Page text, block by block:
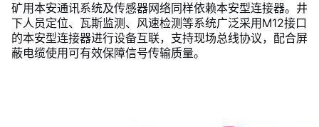
矿用本安通讯系统及传感器网络同样依赖本安型连接器。井
下人员定位、瓦斯监测、风速检测等系统广泛采用M12接口
的本安型连接器进行设备互联，支持现场总线协议，配合屏
蔽电缆使用可有效保障信号传输质量。